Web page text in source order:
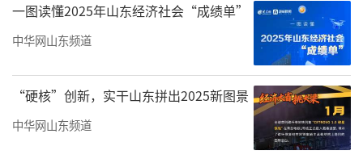
伴随青花瓷音乐，活动在一段古色古香的
开场舞《青花舞•雅韵》中正式拉开序幕。舞
一图读懂2025年山东经济社会“成绩单”
中华网山东频道
“硬核”创新，实干山东拼出2025新图景
中华网山东频道